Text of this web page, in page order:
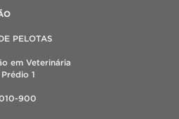
PELOTAS
em Veterinária
1
900